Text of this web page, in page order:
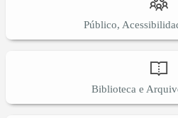
Público,
Biblioteca e